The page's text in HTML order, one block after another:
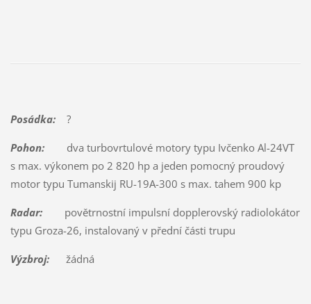
Posádka:?
Pohon:dva turbovrtulové motory typu Ivčenko Al-24VT
s max. výkonem po 2 820 hp a jeden pomocný proudový
motor typu Tumanskij RU-19A-300 s max. tahem 900 kp
Radar:povětrnostní impulsní dopplerovský radiolokátor
typu Groza-26, instalovaný v přední části trupu
Výzbroj:žádná